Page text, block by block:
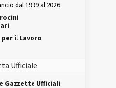
dal 1999 al 2026
per il Lavoro
Ufficiale
Gazzette Ufficiali